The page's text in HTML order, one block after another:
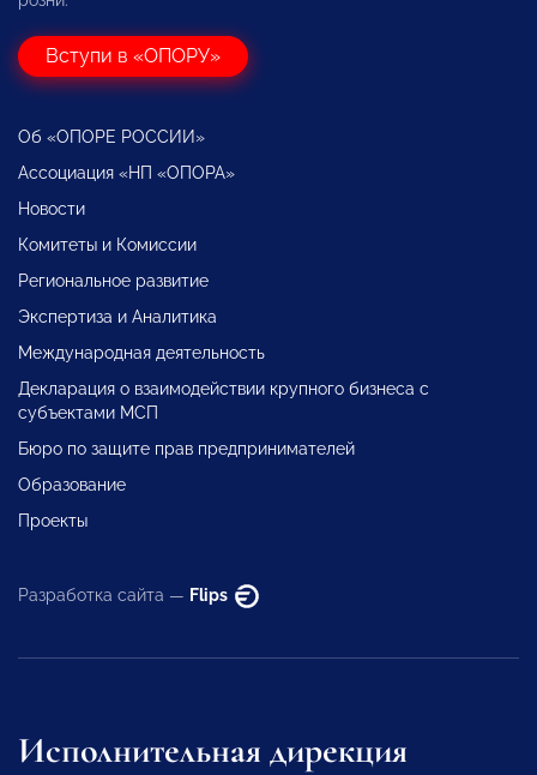
Вступи в «ОПОРУ»
Об «ОПОРЕ РОССИИ»
Ассоциация «НП «ОПОРА»
Новости
Комитеты и Комиссии
Региональное развитие
Экспертиза и Аналитика
Международная деятельность
Декларация о взаимодействии крупного бизнеса с
субъектами МСП
Бюро по защите прав предпринимателей
Образование
Проекты
Разработка сайта — Flips
Исполнительная дирекция